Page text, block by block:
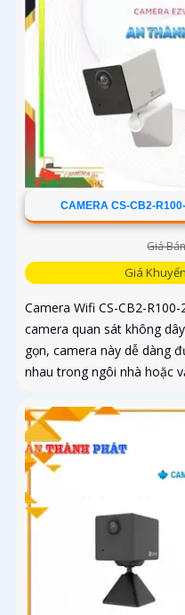
CAMERA CS-CB2-
Giá
Giá
Camera Wifi CS-CB2-
camera quan sát không
gọn, camera này dễ dàng
nhau trong ngôi nhà hoặc